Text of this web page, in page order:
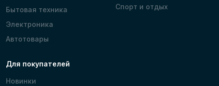
Бытовая техника
Электроника
Автотовары
Спорт и отдых
Для покупателей
Новинки